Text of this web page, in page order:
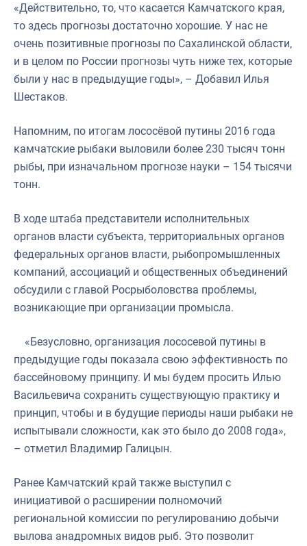
«Действительно, то, что касается Камчатского края,
то здесь прогнозы достаточно хорошие. У нас не
очень позитивные прогнозы по Сахалинской области,
и в целом по России прогнозы чуть ниже тех, которые
были у нас в предыдущие годы», – Добавил Илья
Шестаков.
Напомним, по итогам лососёвой путины 2016 года
камчатские рыбаки выловили более 230 тысяч тонн
рыбы, при изначальном прогнозе науки – 154 тысячи
тонн.
В ходе штаба представители исполнительных
органов власти субъекта, территориальных органов
федеральных органов власти, рыбопромышленных
компаний, ассоциаций и общественных объединений
обсудили с главой Росрыболовства проблемы,
возникающие при организации промысла.
«Безусловно, организация лососевой путины в
предыдущие годы показала свою эффективность по
бассейновому принципу. И мы будем просить Илью
Васильевича сохранить существующую практику и
принцип, чтобы и в будущие периоды наши рыбаки не
испытывали сложности, как это было до 2008 года»,
– отметил Владимир Галицын.
Ранее Камчатский край также выступил с
инициативой о расширении полномочий
региональной комиссии по регулированию добычи
вылова анадромных видов рыб. Это позволит